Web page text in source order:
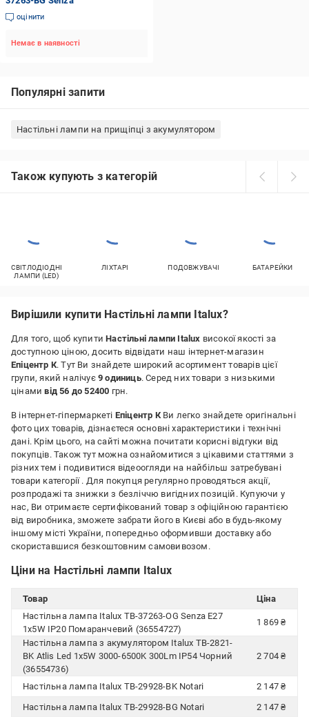
оцінити
Немає в наявності
Популярні запити
Настільні лампи на прищіпці з акумулятором
Також купують з категорій
СВІТЛОДІОДНІ
ЛАМПИ (LED)
ЛІХТАРІ ПОДОВЖУВАЧІ БАТАРЕЙКИ
Вирішили купити Настільні лампи Italux?
Для того, щоб купитиНастільні лампи Italux високої якості за
доступною ціною, досить відвідати наш інтернет-магазин
Епіцентр К. Тут Ви знайдете широкий асортимент товарів цієї
групи, який налічує 9 одиниць. Серед них товари з низькими
цінамивід 56 до 52400 грн.
В інтернет-гіпермаркеті Епіцентр КВи легко знайдете оригінальні
фото цих товарів, дізнаєтеся основні характеристики і технічні
дані. Крім цього, на сайті можна почитати корисні відгуки від
покупців. Також тут можна ознайомитися з цікавими статтями з
різних тем і подивитися відеоогляди на найбільш затребувані
товари категорії . Для покупця регулярно проводяться акції,
розпродажі та знижки з безліччю вигідних позицій. Купуючи у
нас, Ви отримаєте сертифікований товар з офіційною гарантією
від виробника, зможете забрати його в Києві або в будь-якому
іншому місті України, попередньо оформивши доставку або
скориставшися безкоштовним самовивозом.
Ціни на Настільні лампи Italux
Товар
Ціна
Настільна лампа Italux TB-37263-OG Senza E27
1x5W IP20 Помаранчевий (36554727)
1 869 ₴
Настільна лампа з акумулятором Italux TB-2821-
BK Atlis Led 1x5W 3000-6500K 300Lm IP54 Чорний
(36554736)
2 704 ₴
Настільна лампа Italux TB-29928-BK Notari
2 147 ₴
Настільна лампа Italux TB-29928-BG Notari
2 147 ₴